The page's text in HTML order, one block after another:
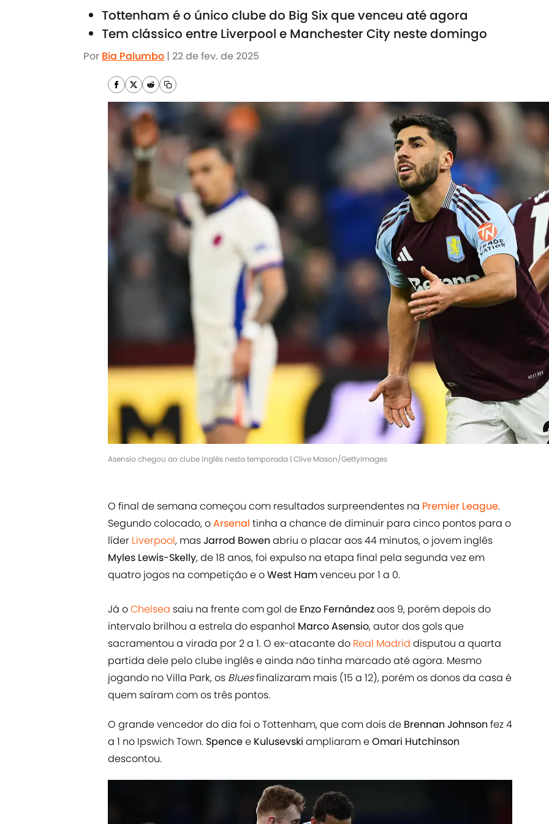
Tottenham é o único clube do Big Six que venceu até agora
Tem clássico entre Liverpool e Manchester City neste domingo
Por Bia Palumbo | 22 de fev. de 2025
Asensio chegou ao clube inglês nesta temporada | Clive Mason/GettyImages
O final de semana começou com resultados surpreendentes na Premier League.
Segundo colocado, oArsenal tinha a chance de diminuir para cinco pontos para o
líder Liverpool, masJarrod Bowen abriu o placar aos 44 minutos, o jovem inglês
Myles Lewis-Skelly, de 18 anos, foi expulso na etapa final pela segunda vez em
quatro jogos na competição e oWest Hamvenceu por 1 a 0.
Já oChelsea saiu na frente com gol de Enzo Fernándezaos 9, porém depois do
intervalo brilhou a estrela do espanhol Marco Asensio, autor dos gols que
sacramentou a virada por 2 a 1. O ex-atacante do Real Madrid disputou a quarta
partida dele pelo clube inglês e ainda não tinha marcado até agora. Mesmo
jogando no Villa Park, os Bluesfinalizaram mais (15 a 12), porém os donos da casa é
quem saíram com os três pontos.
O grande vencedor do dia foi o Tottenham, que com dois de Brennan Johnson fez 4
a 1 no Ipswich Town. Spencee Kulusevski ampliaram eOmari Hutchinson
descontou.